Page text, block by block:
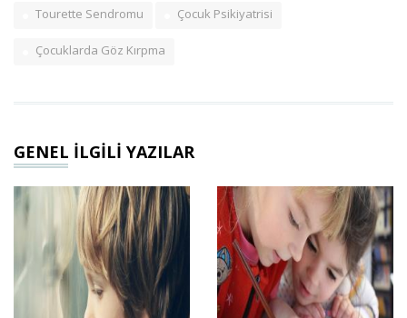
Tourette Sendromu Çocuk Psikiyatrisi
Çocuklarda Göz Kırpma
GENEL İLGİLİ YAZILAR